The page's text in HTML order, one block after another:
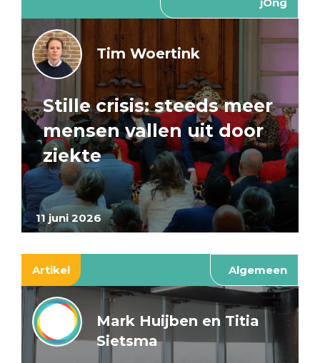
11 juni 2026
Tim Woertink
Stille crisis: steeds meer
mensen vallen uit door
ziekte
Artikel Algemeen
Mark Huijben en Titia
Sietsma